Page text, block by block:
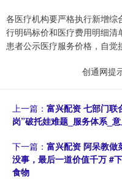
各医疗机构要严格执行新增
行明码标价和医疗费用明细清
患者公示医疗服务价格，自觉
创通网提
上一篇： 富兴配资 七部门联
岗”破托娃难题_服务体系_
下一篇： 富兴配资 阿呆教做
没事，最后一道价值千万 #
食物